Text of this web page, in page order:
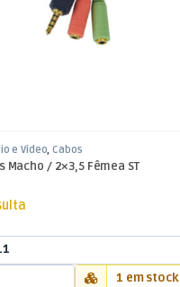
e Vídeo ,Cabos
Macho / 2×3,5 Fêmea ST
1 em stock